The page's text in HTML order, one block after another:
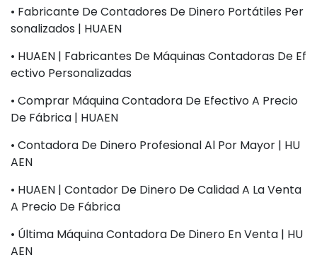
• Fabricante De Contadores De Dinero Portátiles Per
Sonalizados | HUAEN
• HUAEN | Fabricantes De Máquinas Contadoras De Ef
Ectivo Personalizadas
• Comprar Máquina Contadora De Efectivo A Precio
De Fábrica | HUAEN
• Contadora De Dinero Profesional Al Por Mayor | HU
AEN
• HUAEN | Contador De Dinero De Calidad A La Venta
A Precio De Fábrica
• Última Máquina Contadora De Dinero En Venta | HU
AEN